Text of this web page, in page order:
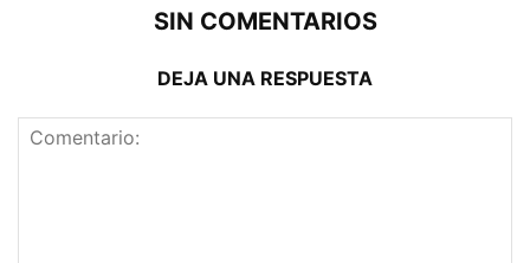
SIN COMENTARIOS
DEJA UNA RESPUESTA